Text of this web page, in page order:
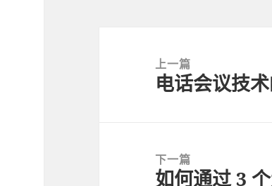
navigation上一篇
上
章:
电话会议技
下一篇
下
如何通过 3